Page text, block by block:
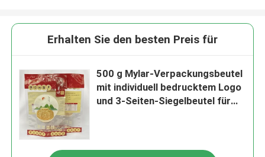
Erhalten Sie den besten Preis für
500 g Mylar-Verpackungsbeutel
mit individuell bedrucktem Logo
und 3-Seiten-Siegelbeutel für